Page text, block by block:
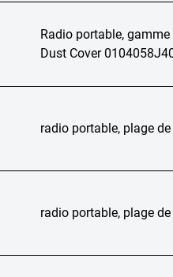
Radio portable,
Dust Cover
radio portable, plage
radio portable, plage